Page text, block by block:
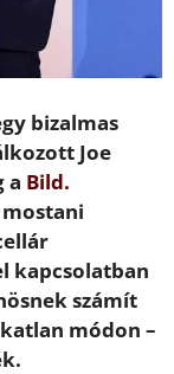
bizalmas
Joe
a Bild.
kapcsolatban
számít
módon –